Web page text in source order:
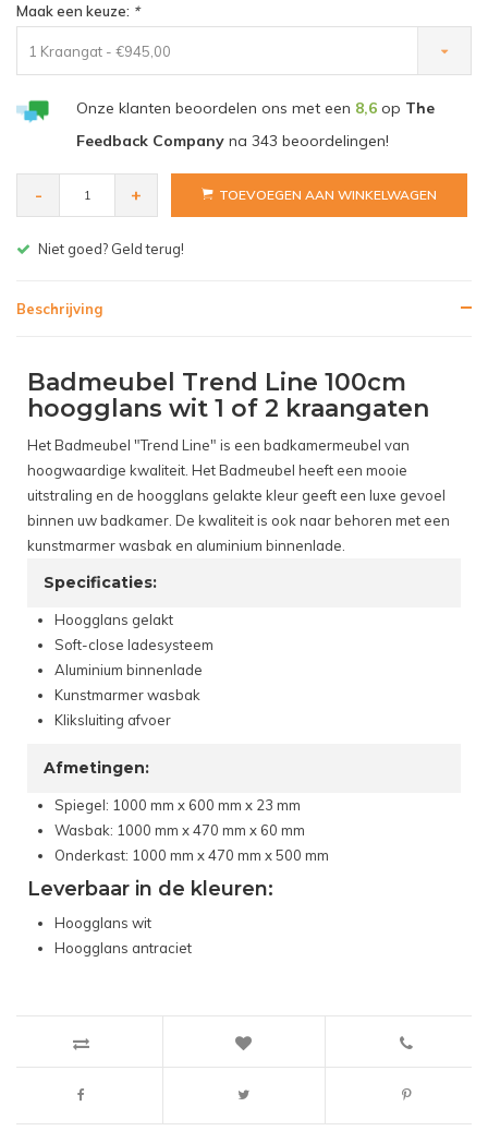
Maak een keuze: *
1 Kraangat - €945,00
Onze klanten beoordelen ons met een 8,6op The
Feedback Companyna 343 beoordelingen!
- + TOEVOEGEN AAN WINKELWAGEN
Gratis bezorgen v.a. € 150,- (NL)
Beschrijving
Badmeubel Trend Line 100cm
hoogglans wit 1 of 2 kraangaten
Het Badmeubel "Trend Line" is een badkamermeubel van
hoogwaardige kwaliteit. Het Badmeubel heeft een mooie
uitstraling en de hoogglans gelakte kleur geeft een luxe gevoel
binnen uw badkamer. De kwaliteit is ook naar behoren met een
kunstmarmer wasbak en aluminium binnenlade.
Specificaties:
Hoogglans gelakt
Soft-close ladesysteem
Aluminium binnenlade
Kunstmarmer wasbak
Kliksluiting afvoer
Afmetingen:
Spiegel: 1000 mm x 600 mm x 23 mm
Wasbak: 1000 mm x 470 mm x 60 mm
Onderkast: 1000 mm x 470 mm x 500 mm
Leverbaar in de kleuren:
Hoogglans wit
Hoogglans antraciet